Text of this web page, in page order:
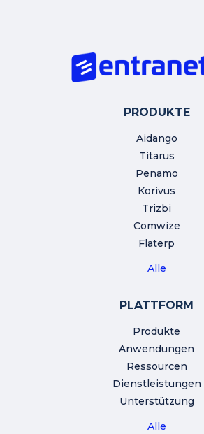
PRODUKTE
Aidango
Titarus
Penamo
Korivus
Trizbi
Comwize
Flaterp
Alle
PLATTFORM
Produkte
Anwendungen
Ressourcen
Dienstleistungen
Unterstützung
Alle